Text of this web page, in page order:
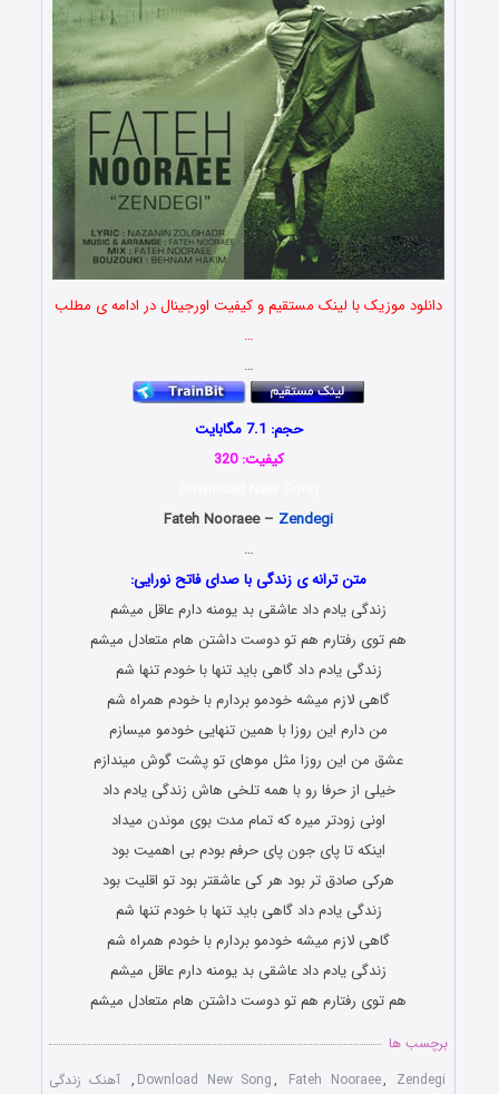
دانلود موزیک با لینک مستقیم و کیفیت اورجینال در ادامه ی مطلب
…
…
حجم: 7.1 مگابایت
کیفیت: 320
Fateh Nooraee – Zendegi
…
متن ترانه ی زندگی با صدای فاتح نورایی:
زندگی یادم داد عاشقی بد یومنه دارم عاقل میشم
هم توی رفتارم هم تو دوست داشتن هام متعادل میشم
زندگی یادم داد گاهی باید تنها با خودم تنها شم
گاهی لازم میشه خودمو بردارم با خودم همراه شم
من دارم این روزا با همین تنهایی خودمو میسازم
عشق من این روزا مثل موهای تو پشت گوش میندازم
خیلی از حرفا رو با همه تلخی هاش زندگی یادم داد
اونی زودتر میره که تمام مدت بوی موندن میداد
اینکه تا پای جون پای حرفم بودم بی اهمیت بود
هرکی صادق تر بود هر کی عاشقتر بود تو اقلیت بود
زندگی یادم داد گاهی باید تنها با خودم تنها شم
گاهی لازم میشه خودمو بردارم با خودم همراه شم
زندگی یادم داد عاشقی بد یومنه دارم عاقل میشم
هم توی رفتارم هم تو دوست داشتن هام متعادل میشم
برچسب ها
Download New Song, Fateh Nooraee, Zendegi
, آهنک زندگی